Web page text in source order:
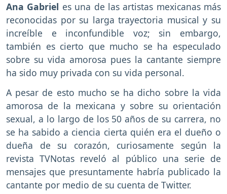
Ana Gabriel es una de las artistas mexicanas más
reconocidas por su larga trayectoria musical y su
increíble e inconfundible voz; sin embargo,
también es cierto que mucho se ha especulado
sobre su vida amorosa pues la cantante siempre
ha sido muy privada con su vida personal.
A pesar de esto mucho se ha dicho sobre la vida
amorosa de la mexicana y sobre su orientación
sexual, a lo largo de los 50 años de su carrera, no
se ha sabido a ciencia cierta quién era el dueño o
dueña de su corazón, curiosamente según la
revista TVNotas reveló al público una serie de
mensajes que presuntamente habría publicado la
cantante por medio de su cuenta de Twitter.